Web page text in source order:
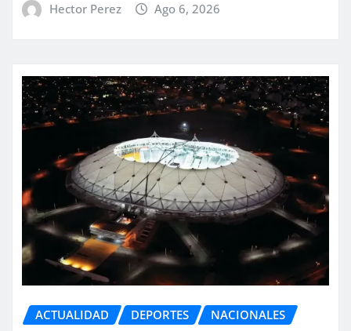
Hector Perez Ago 6, 2026
ACTUALIDAD DEPORTES NACIONALES